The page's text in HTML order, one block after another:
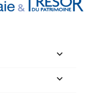

